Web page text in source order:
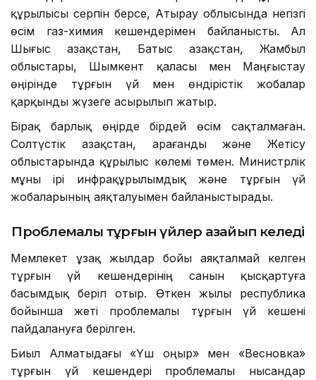
құрылысы серпін берсе, Атырау облысында негізгі
өсім газ-химия кешендерімен байланысты. Ал
Шығыс Қазақстан, Батыс Қазақстан, Жамбыл
облыстары, Шымкент қаласы мен Маңғыстау
өңірінде тұрғын үй мен өндірістік жобалар
қарқынды жүзеге асырылып жатыр.
Бірақ барлық өңірде бірдей өсім сақталмаған.
Солтүстік Қазақстан, Қарағанды және Жетісу
облыстарында құрылыс көлемі төмен. Министрлік
мұны ірі инфрақұрылымдық және тұрғын үй
жобаларының аяқталуымен байланыстырады.
Проблемалы тұрғын үйлер азайып келеді
Мемлекет ұзақ жылдар бойы аяқталмай келген
тұрғын үй кешендерінің санын қысқартуға
басымдық беріп отыр. Өткен жылы республика
бойынша жеті проблемалы тұрғын үй кешені
пайдалануға берілген.
Биыл Алматыдағы «Үш Қоңыр» мен «Весновка»
тұрғын үй кешендері проблемалы нысандар